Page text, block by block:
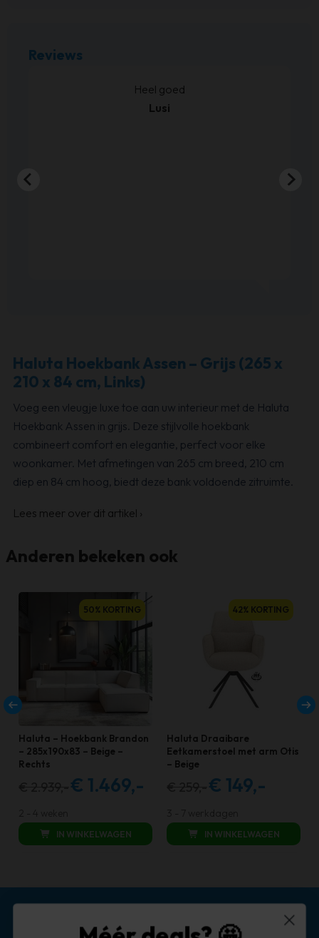
Reviews
Heel goed
Lusi
Haluta Hoekbank Assen – Grijs (265 x
210 x 84 cm, Links)
Voeg een vleugje luxe toe aan uw interieur met de Haluta
Hoekbank Assen in grijs. Deze stijlvolle hoekbank
combineert comfort en elegantie, perfect voor elke
woonkamer. Met afmetingen van 265 cm breed, 210 cm
diep en 84 cm hoog, biedt deze bank voldoende zitruimte.
Lees meer over dit artikel ›
Anderen bekeken ook
Haluta – Hoekbank Brandon
– 285x190x83 – Beige –
Rechts
Oorspronkelijke
was:
€ 2.939,00.
€ 1.469,-
is:
€ 1.469,00.
50% KORTING
IN WINKELWAGEN
Haluta Draaibare
Eetkamerstoel met arm Otis
– Beige
Oorspronkelijke
was:
€ 259,00.
€ 149,-
is:
€ 149,00.
42% KORTING
IN WINKELWAGEN